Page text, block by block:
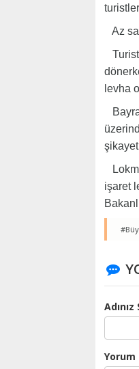
Az
levha
işaret
Adınız
Yorum